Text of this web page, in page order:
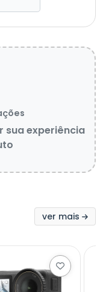
sua experiência
ver mais